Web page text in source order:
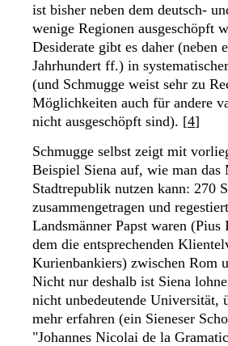
ist bisher neben dem deutsch-
wenige Regionen ausgeschöpft
Desiderate gibt es daher (neben
Jahrhundert ff.) in
(und Schmugge weist sehr zu
Möglichkeiten auch für andere
nicht ausgeschöpft sind). [4]
Schmugge selbst zeigt mit
Beispiel Siena auf, wie man
Stadtrepublik nutzen kann: 270
zusammengetragen und
Landsmänner Papst waren
dem die entsprechenden
Kurienbankiers) zwischen Rom
Nicht nur deshalb ist Siena
nicht unbedeutende Universität,
mehr erfahren (ein Sieneser
"Johannes Nicolai de la